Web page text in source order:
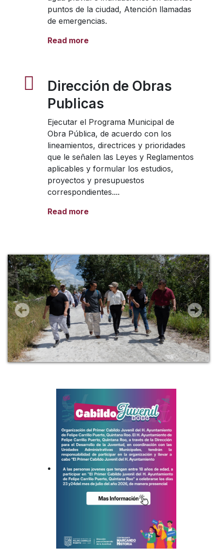
puntos de la ciudad, Atención llamadas
de emergencias.
Read more
Dirección de Obras
Publicas
Ejecutar el Programa Municipal de
Obra Pública, de acuerdo con los
lineamientos, directrices y prioridades
que le señalen las Leyes y Reglamentos
aplicables y formular los estudios,
proyectos y presupuestos
correspondientes....
Read more